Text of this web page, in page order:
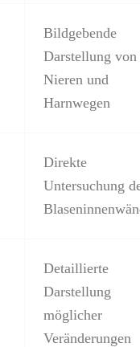
Bildgebende
Darstellung von
Nieren und
Harnwegen
Direkte
Untersuchung
Detaillierte
Darstellung
möglicher
Veränderungen